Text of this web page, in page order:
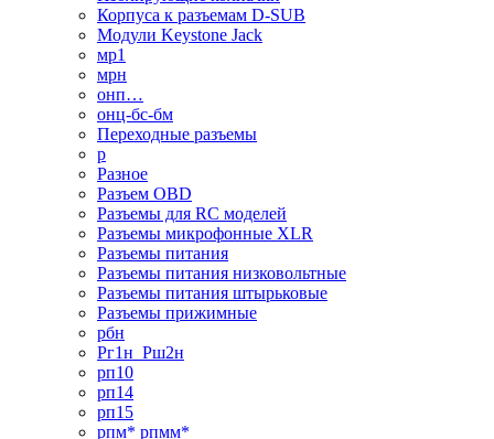
Корпуса к разъемам D-SUB
Модули Keystone Jack
мр1
мрн
онп…
онц-бс-бм
Переходные разъемы
р
Разное
Разъем OBD
Разъемы для RC моделей
Разъемы микрофонные XLR
Разъемы питания
Разъемы питания низковольтные
Разъемы питания штырьковые
Разъемы прижимные
рбн
Рг1н_Рш2н
рп10
рп14
рп15
рпм* рпмм*